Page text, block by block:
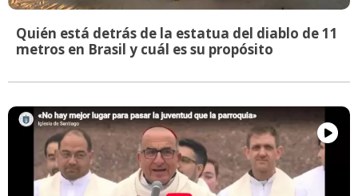
Quién está detrás de la estatua del diablo de 11
metros en Brasil y cuál es su propósito